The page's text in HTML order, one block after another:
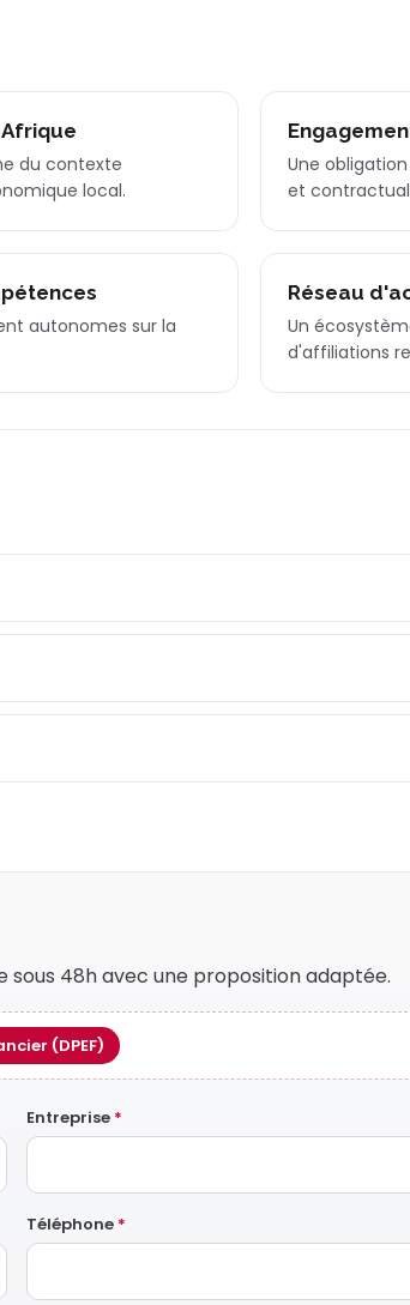
du contexte
local.
Une
et
autonomes sur la
Réseau
Un
d'affiliations
48h avec une proposition adaptée.
(DPEF)
Entreprise *
Téléphone *